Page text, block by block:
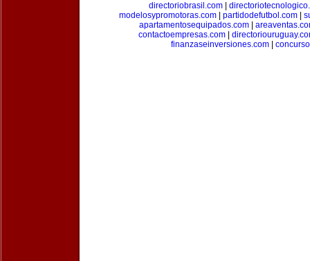
directoriobrasil.com
modelosypromotoras.com| partidodefutbol.com|
apartamentosequipados.com|
contactoempresas.com
finanzaseinversiones.com